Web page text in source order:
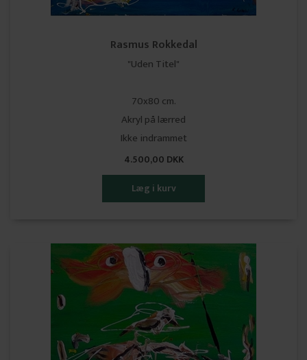
Rasmus Rokkedal
"Uden Titel"
70x80 cm.
Akryl på lærred
Ikke indrammet
4.500,00 DKK